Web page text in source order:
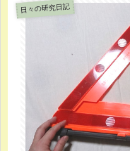
日々の研究日記